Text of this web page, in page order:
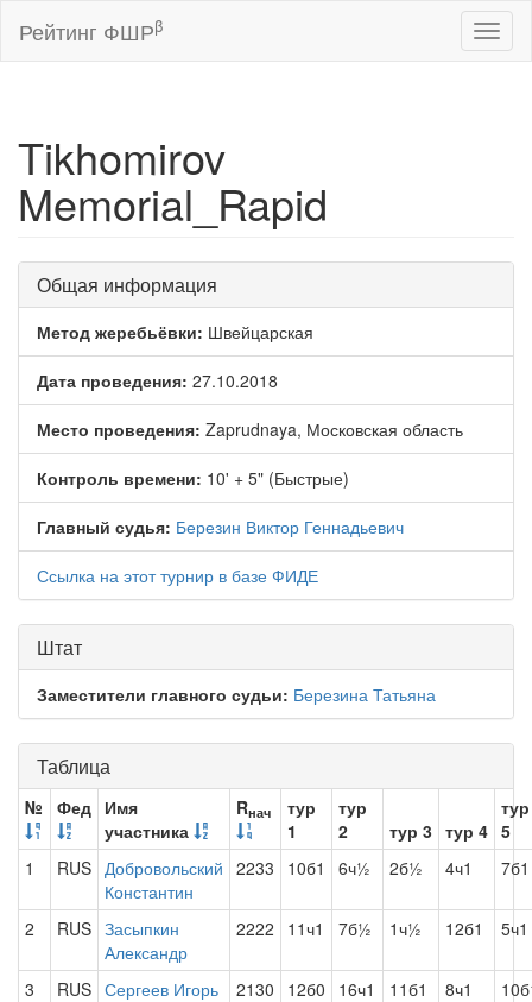
Рейтинг ФШРβ
Tikhomirov
Memorial_Rapid
Общая информация
Метод жеребьёвки: Швейцарская
Дата проведения: 27.10.2018
Место проведения: Zaprudnaya, Московская область
Контроль времени: 10' + 5" (Быстрые)
Главный судья: Березин Виктор Геннадьевич
Ссылка на этот турнир в базе ФИДЕ
Штат
Заместители главного судьи: Березина Татьяна
Таблица
№ Фед Имя
участника
Rнач
тур
1
тур
2
тур 3 тур 4
тур
5
1
RUS Добровольский
Константин
2233 10б1 6ч½ 2б½ 4ч1 7б1
2 RUS Засыпкин
Александр
2222 11ч1 7б½ 1ч½ 12б1 5ч1
3 RUS Сергеев Игорь 2130 12б0 16ч1 11б1 8ч1